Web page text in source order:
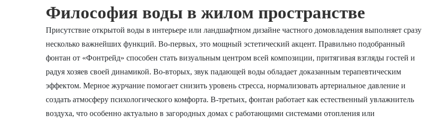
Философия воды в жилом пространстве
Присутствие открытой воды в интерьере или ландшафтном дизайне частного домовладения выполняет сразу
несколько важнейших функций. Во-первых, это мощный эстетический акцент. Правильно подобранный
фонтан от «Фонтрейд» способен стать визуальным центром всей композиции, притягивая взгляды гостей и
радуя хозяев своей динамикой. Во-вторых, звук падающей воды обладает доказанным терапевтическим
эффектом. Мерное журчание помогает снизить уровень стресса, нормализовать артериальное давление и
создать атмосферу психологического комфорта. В-третьих, фонтан работает как естественный увлажнитель
воздуха, что особенно актуально в загородных домах с работающими системами отопления или